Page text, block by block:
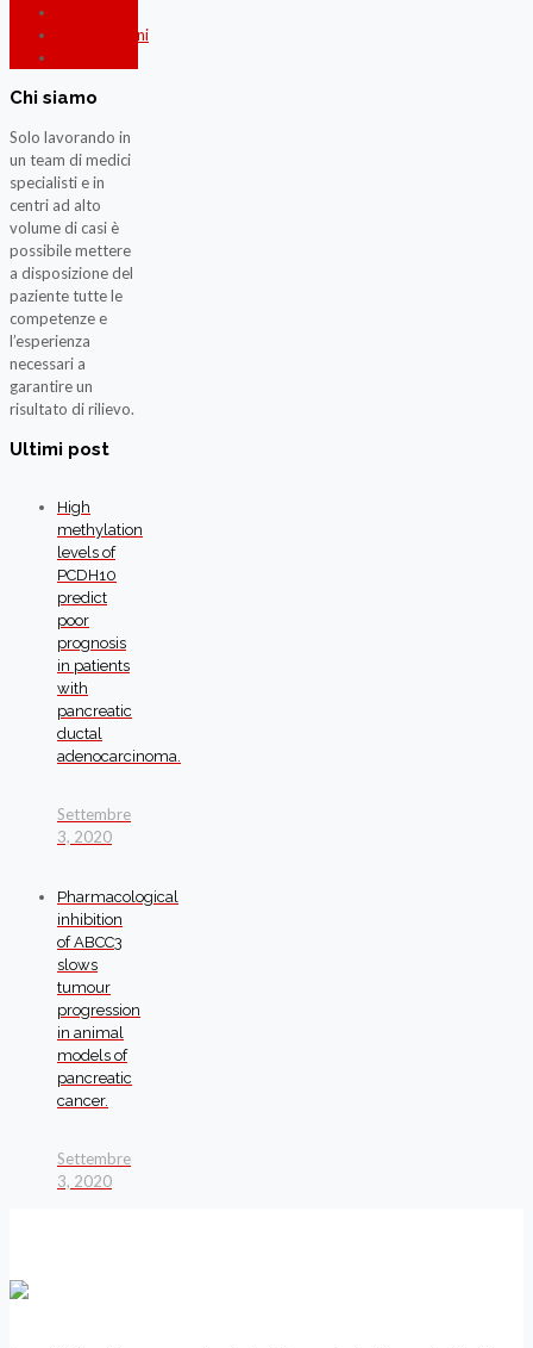
Pubblicazioni
Chi siamo
Solo lavorando in
un team dimedici
specialistie in
centri ad alto
volume di casi è
possibile mettere
a disposizione del
paziente tutte le
competenze e
l’esperienza
necessari a
garantire un
risultato di rilievo.
Ultimi post
High
methylation
levels of
PCDH10
predict
poor
prognosis
in patients
with
pancreatic
ductal
adenocarcinoma.
Settembre
3, 2020
Pharmacological
inhibition
of ABCC3
slows
tumour
progression
in animal
models of
pancreatic
cancer.
Settembre
3, 2020